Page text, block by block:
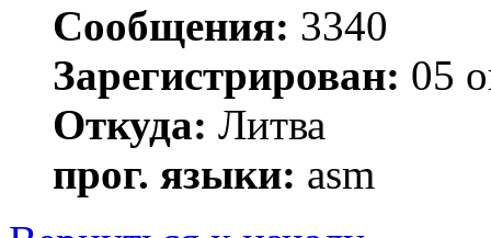
Сообщения: 3340
Зарегистрирован: 05
Откуда: Литва
прог. языки: asm